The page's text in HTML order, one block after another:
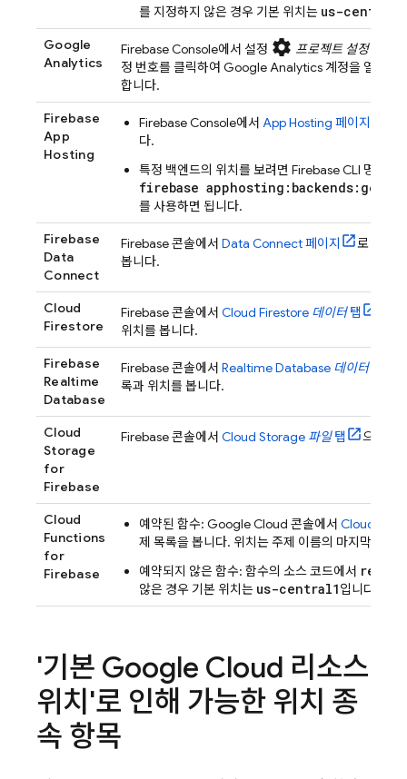
를 지정하지 않은 경우 기본 위치는 us-central1
Google
Analytics
FirebaseConsole에서 설정 settings 프로젝트 설정>
정 번호를 클릭하여 Google Analytics 계정을 열고
합니다.
Firebase
App
Hosting
FirebaseConsole에서 App Hosting 페이지
다.
특정 백엔드의 위치를 보려면 FirebaseCLI 명령어
firebase apphosting:backends:get
를 사용하면 됩니다.
Firebase
Data
Connect
Firebase콘솔에서 Data Connect페이지
로 이동
봅니다.
Cloud
Firestore
Firebase콘솔에서 Cloud Firestore 데이터탭
위치를 봅니다.
Firebase
Realtime
Database
Firebase콘솔에서 Realtime Database 데이터탭
록과 위치를 봅니다.
Cloud
Storage
for
Firebase
Firebase콘솔에서 Cloud Storage 파일탭 으로 이
Cloud
Functions
for
Firebase
예약된 함수: Google Cloud 콘솔에서 Cloud
제 목록을 봅니다. 위치는 주제 이름의 마지막 세그
예약되지 않은 함수: 함수의 소스 코드에서 region
않은 경우 기본 위치는 us-central1입니다.
'기본 Google Cloud 리소스
위치'로 인해 가능한 위치 종
속 항목